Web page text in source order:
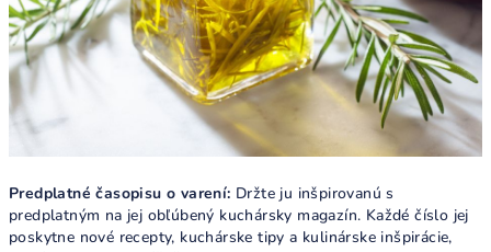
Predplatné časopisu o varení: Držte ju inšpirovanú s
predplatným na jej obľúbený kuchársky magazín. Každé číslo jej
poskytne nové recepty, kuchárske tipy a kulinárske inšpirácie,